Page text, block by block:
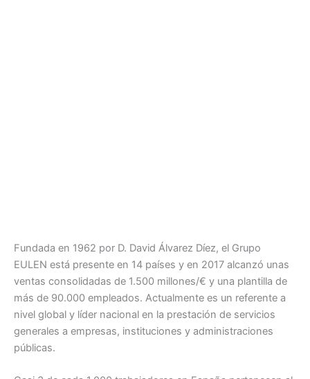
Fundada en 1962 por D. David Álvarez Díez, el Grupo
EULEN está presente en 14 países y en 2017 alcanzó unas
ventas consolidadas de 1.500 millones/€ y una plantilla de
más de 90.000 empleados. Actualmente es un referente a
nivel global y líder nacional en la prestación de servicios
generales a empresas, instituciones y administraciones
públicas.